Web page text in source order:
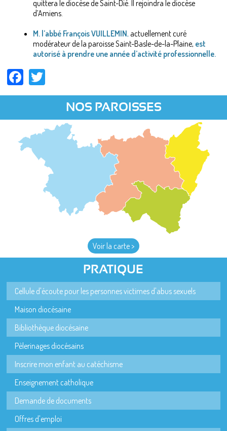
quittera le diocèse de Saint-Dié. Il rejoindra le diocèse
d’Amiens.
M. l’abbé François VUILLEMIN, actuellement curé
modérateur de la paroisse Saint-Basle-de-la-Plaine, est
autorisé à prendre une année d’activité professionnelle.
Facebook
NOS PAROISSES
Voir la carte >
PRATIQUE
Cellule d'écoute pour les personnes victimes d'abus sexuels
Maison diocésaine
Bibliothèque diocésaine
Pèlerinages diocésains
Inscrire mon enfant au catéchisme
Enseignement catholique
Demande de documents
Offres d'emploi